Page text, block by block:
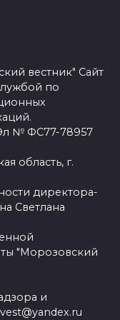
вестник" Сайт
по
№ ФС77-78957
область, г.
директора-
Светлана
"Морозовский
и